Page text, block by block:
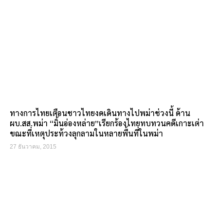
ทางการไทยเตือนชาวไทยงดเดินทางไปพม่าช่วงนี้ ด้าน
ผบ.สส.พม่า “มิ้นอ่องหล่าย”เรียกร้องไทยทบทวนคดีเกาะเต่า
ขณะที่เหตุประท้วงลุกลามในหลายพื้นที่ในพม่า
27 ธันวาคม, 2015